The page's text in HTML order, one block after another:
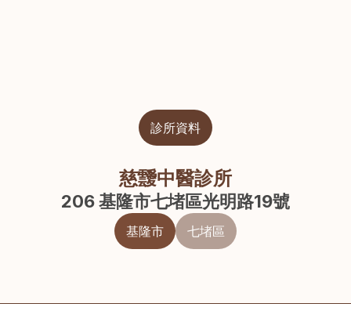
診所資料
慈靉中醫診所
206 基隆市七堵區光明路19號
基隆市 七堵區